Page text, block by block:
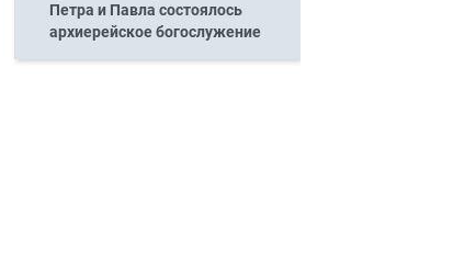
Петра и Павла состоялось
архиерейское богослужение